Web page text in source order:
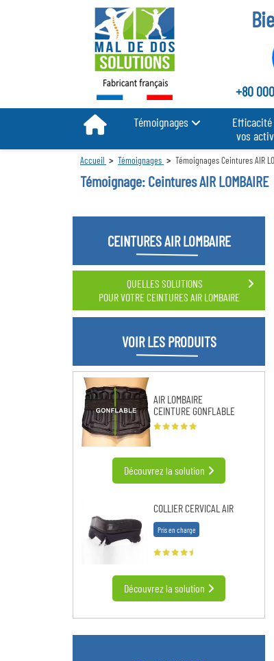
+80
Témoignages
vos
Accueil Témoignages Témoignages Ceintures AIR
Témoignage: Ceintures AIR LOMBAIRE
CEINTURES AIR LOMBAIRE
QUELLES SOLUTIONS
POUR VOTRE CEINTURES AIR LOMBAIRE
VOIR LES PRODUITS
AIR LOMBAIRE
CEINTURE GONFLABLE
Découvrez la solution
COLLIER CERVICAL AIR
Pris en charge
Découvrez la solution